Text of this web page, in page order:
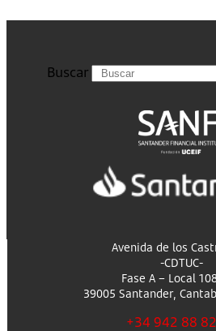
Buscar
Avenida de los
-CDTUC-
Fase A – Local
39005 Santander,
+34 942 88